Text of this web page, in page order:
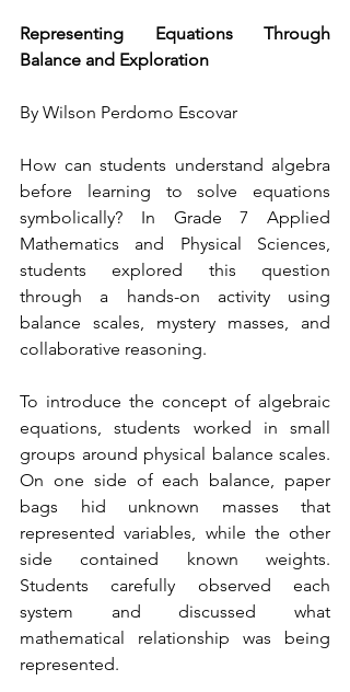
Representing Equations Through
Balance and Exploration
By Wilson Perdomo Escovar
How can students understand algebra
before learning to solve equations
symbolically? In Grade 7 Applied
Mathematics and Physical Sciences,
students explored this question
through a hands-on activity using
balance scales, mystery masses, and
collaborative reasoning.
To introduce the concept of algebraic
equations, students worked in small
groups around physical balance scales.
On one side of each balance, paper
bags hid unknown masses that
represented variables, while the other
side contained known weights.
Students carefully observed each
system and discussed what
mathematical relationship was being
represented.